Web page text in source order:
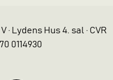
· Lydens Hus 4. sal · CVR
0114930